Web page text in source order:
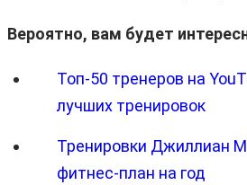
Вероятно, вам будет
Топ-50 тренеров на
лучших тренировок
Тренировки Джиллиан
фитнес-план на год